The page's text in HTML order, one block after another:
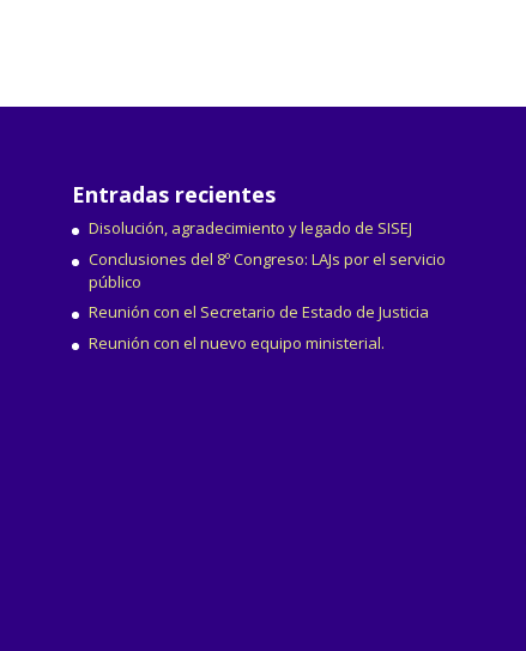
Entradas recientes
Disolución, agradecimiento y legado de SISEJ
Conclusiones del 8º Congreso: LAJs por el servicio
público
Reunión con el Secretario de Estado de Justicia
Reunión con el nuevo equipo ministerial.